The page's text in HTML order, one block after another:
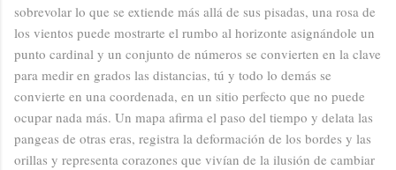
sobrevolar lo que se extiende más allá de sus pisadas, una rosa de
los vientos puede mostrarte el rumbo al horizonte asignándole un
punto cardinal y un conjunto de números se convierten en la clave
para medir en grados las distancias, tú y todo lo demás se
convierte en una coordenada, en un sitio perfecto que no puede
ocupar nada más. Un mapa afirma el paso del tiempo y delata las
pangeas de otras eras, registra la deformación de los bordes y las
orillas y representa corazones que vivían de la ilusión de cambiar